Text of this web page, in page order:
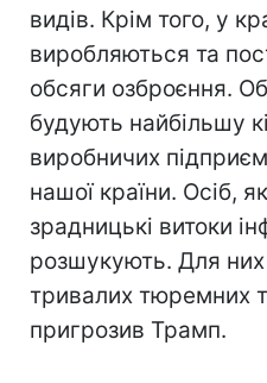
видів. Крім того, у
виробляються та
обсяги озброєння.
будують найбільшу
виробничих
нашої країни. Осіб,
зрадницькі витоки
розшукують. Для
тривалих тюремних
пригрозив Трамп.